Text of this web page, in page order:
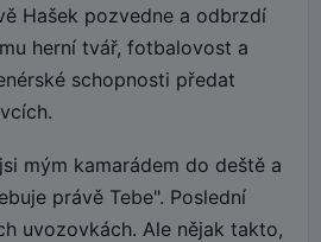
Hašek pozvedne a odbrzdí
herní tvář, fotbalovost a
schopnosti předat
mým kamarádem do deště a
právě Tebe". Poslední
uvozovkách. Ale nějak takto,